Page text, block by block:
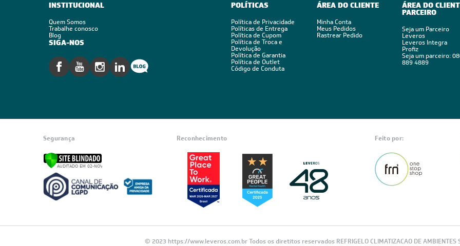
INSTITUCIONAL
Quem Somos
Trabalhe conosco
Blog
SIGA-NOS
POLÍTICAS
Política de Privacidade
Políticas de Entrega
Política de Cupom
Política de Troca e
Devolução
Política de Garantia
Política de Outlet
Código de Conduta
ÁREA DO CLIENTE
Minha Conta
Meus Pedidos
Rastrear Pedido
ÁREA DO
PARCEIRO
Seja um Parceiro
Leveros
Leveros Integra
Profiz
Seja um parceiro:
889 4889
Segurança Reconhecimento Feito por:
© 2023 https://www.leveros.com.br Todos os diretitos reservados REFRIGELO CLIMATIZACAO DE AMBIENTES